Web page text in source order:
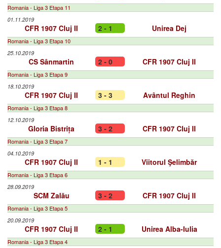
Romania - Liga 3 Etapa 11
01.11.2019
CFR 1907 Cluj II 2 - 1 Unirea Dej
Romania - Liga 3 Etapa 10
25.10.2019
CS Sânmartin 2 - 0 CFR 1907 Cluj II
Romania - Liga 3 Etapa 9
18.10.2019
CFR 1907 Cluj II 3 - 3 Avântul Reghin
Romania - Liga 3 Etapa 8
12.10.2019
Gloria Bistrița 3 - 2 CFR 1907 Cluj II
Romania - Liga 3 Etapa 7
04.10.2019
CFR 1907 Cluj II 1 - 1 Viitorul Şelimbăr
Romania - Liga 3 Etapa 6
28.09.2019
SCM Zalău 3 - 2 CFR 1907 Cluj II
Romania - Liga 3 Etapa 5
20.09.2019
CFR 1907 Cluj II 2 - 1 Unirea Alba-Iulia
Romania - Liga 3 Etapa 4